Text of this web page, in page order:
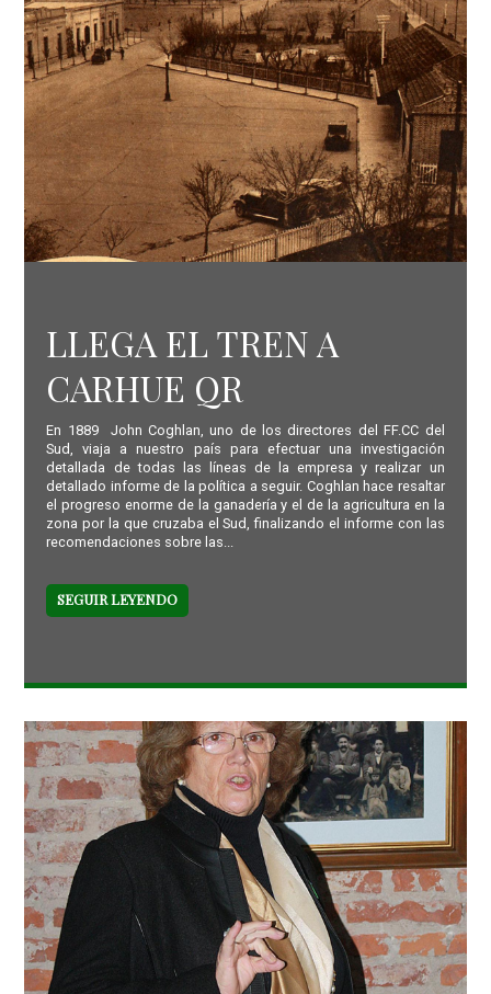
LLEGA EL TREN A
CARHUE QR
En 1889 John Coghlan, uno de los directores del FF.CC del
Sud, viaja a nuestro país para efectuar una investigación
detallada de todas las líneas de la empresa y realizar un
detallado informe de la política a seguir. Coghlan hace resaltar
el progreso enorme de la ganadería y el de la agricultura en la
zona por la que cruzaba el Sud, finalizando el informe con las
recomendaciones sobre las...
SEGUIR LEYENDO